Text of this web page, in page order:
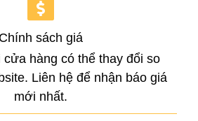
Chính sách giá
cửa hàng có thể thay đổi so
Liên hệ để nhận báo giá
mới nhất.